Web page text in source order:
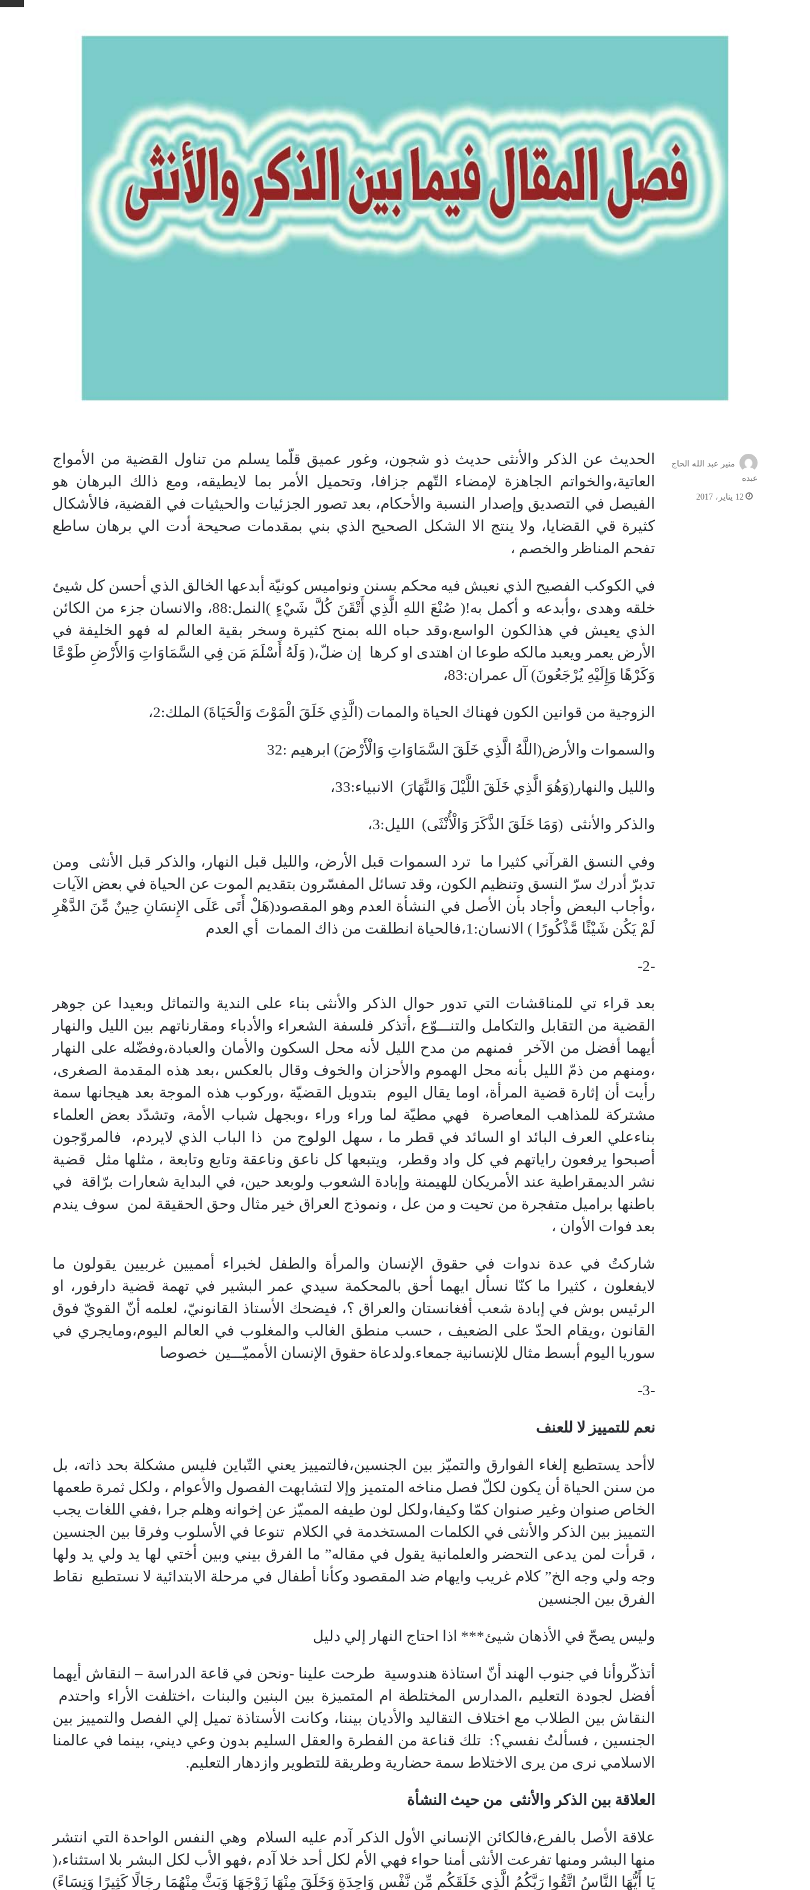
الحديث عن الذكر والأنثى حديث ذو شجون، وغور عميق قلّما يسلم من تناول القضية من الأمواج
العاتية،والخواتم الجاهزة لإمضاء التّهم جزافا، وتحميل الأمر بما لايطيقه، ومع ذالك البرهان هو
الفيصل في التصديق وإصدار النسبة والأحكام، بعد تصور الجزئيات والحيثيات في القضية، فالأشكال
كثيرة قي القضايا، ولا ينتج الا الشكل الصحيح الذي بني بمقدمات صحيحة أدت الي برهان ساطع
تفحم المناظر والخصم ،
في الكوكب الفصيح الذي نعيش فيه محكم بسنن ونواميس كونيّة أبدعها الخالق الذي أحسن كل شيئ
خلقه وهدى ،وأبدعه و أكمل به!( صُنْعَ اللهِ الَّذِي أَتْقَنَ كُلَّ شَيْءٍ )النمل:88، والانسان جزء من الكائن
الذي يعيش في هذالكون الواسع،وقد حباه الله بمنح كثيرة وسخر بقية العالم له فهو الخليفة في
الأرض يعمر ويعبد مالكه طوعا ان اهتدى او كرها
إن ضلّ،( وَلَهُ أَسْلَمَ مَن فِي السَّمَاوَاتِ وَالأَرْضِ طَوْعًا
وَكَرْهًا وَإِلَيْهِ يُرْجَعُونَ) آل عمران:83،
الزوجية من قوانين الكون فهناك الحياة والممات (الَّذِي خَلَقَ الْمَوْتَ وَالْحَيَاةَ) الملك:2،
والسموات والأرض(اللَّهُ الَّذِي خَلَقَ السَّمَاوَاتِ وَالْأَرْضَ) ابرهيم :32
والليل والنهار(وَهُوَ الَّذِي خَلَقَ اللَّيْلَ وَالنَّهَارَ) الانبياء:33،
والذكر والأنثى (وَمَا خَلَقَ الذَّكَرَ وَالْأُنْثَى) الليل:3،
وفي النسق القرآني كثيرا ما ترد السموات قبل الأرض، والليل قبل النهار، والذكر قبل الأنثى
ومن
تدبرّ أدرك سرّ النسق وتنظيم الكون، وقد تسائل المفسّرون بتقديم الموت عن الحياة في بعض الآيات
،وأجاب البعض وأجاد بأن الأصل في النشأة العدم وهو المقصود(هَلْ أَتَى عَلَى الإِنسَانِ حِينٌ مِّنَ الدَّهْرِ
لَمْ يَكُن شَيْئًا مَّذْكُورًا ) الانسان:1،فالحياة انطلقت من ذاك الممات
أي العدم
-2-
بعد قراء تي للمناقشات التي تدور حوال الذكر والأنثى بناء على الندية والتماثل وبعيدا عن جوهر
القضية من التقابل والتكامل والتنـــوّع ،أتذكر فلسفة الشعراء والأدباء ومقارناتهم بين الليل والنهار
أيهما أفضل من الآخر
فمنهم من مدح الليل لأنه محل السكون والأمان والعبادة،وفضّله على النهار
،ومنهم من ذمّ الليل بأنه محل الهموم والأحزان والخوف وقال بالعكس ،بعد هذه المقدمة الصغرى،
رأيت أن إثارة قضية المرأة، اوما يقال اليوم
بتدويل القضيّة ،وركوب هذه الموجة بعد هيجانها سمة
مشتركة للمذاهب المعاصرة
فهي مطيّة لما وراء وراء ،وبجهل شباب الأمة، وتشدّد بعض العلماء
بناءعلي العرف البائد او السائد في قطر ما ، سهل الولوج من
ذا الباب الذي لايردم،
فالمروّجون
أصبحوا يرفعون راياتهم في كل واد وقطر،
ويتبعها كل ناعق وناعقة وتابع وتابعة ، مثلها مثل
قضية
نشر الديمقراطية عند الأمريكان للهيمنة وإبادة الشعوب ولوبعد حين، في البداية شعارات برّاقة
في
باطنها براميل متفجرة من تحيت و من عل ، ونموذج العراق خير مثال وحق الحقيقة لمن
سوف يندم
بعد فوات الأوان ،
شاركتُ في عدة ندوات في حقوق الإنسان والمرأة والطفل لخبراء أمميين غربيين يقولون ما
لايفعلون ، كثيرا ما كنّا نسأل ايهما أحق بالمحكمة سيدي عمر البشير في تهمة قضية دارفور، او
الرئيس بوش في إبادة شعب أفغانستان والعراق ؟، فيضحك الأستاذ القانونيّ، لعلمه أنّ القويّ فوق
القانون ،ويقام الحدّ على الضعيف ، حسب منطق الغالب والمغلوب في العالم اليوم،ومايجري في
سوريا اليوم أبسط مثال للإنسانية جمعاء.ولدعاة حقوق الإنسان الأمميّـــين خصوصا
-3-
نعم للتمييز لا للعنف
لاأحد يستطيع إلغاء الفوارق والتميّز بين الجنسين،فالتمييز يعني التّباين فليس مشكلة بحد ذاته، بل
من سنن الحياة أن يكون لكلّ فصل مناخه المتميز وإلا لتشابهت الفصول والأعوام ، ولكل ثمرة طعمها
الخاص صنوان وغير صنوان كمّا وكيفا،ولكل لون طيفه المميّز عن إخوانه وهلم جرا ،ففي اللغات يجب
التمييز بين الذكر والأنثى في الكلمات المستخدمة في الكلام
تنوعا في الأسلوب وفرقا بين الجنسين
، قرأت لمن يدعى التحضر والعلمانية يقول في مقاله” ما الفرق بيني وبين أختي لها يد ولي يد ولها
وجه ولي وجه الخ” كلام غريب وايهام ضد المقصود وكأنا أطفال في مرحلة الابتدائية لا نستطيع
نقاط
الفرق بين الجنسين
وليس يصحّ في الأذهان شيئ*** اذا احتاج النهار إلي دليل
أتذكّروأنا في جنوب الهند أنّ استاذة هندوسية طرحت علينا -ونحن في قاعة الدراسة – النقاش أيهما
أفضل لجودة التعليم ،المدارس المختلطة ام المتميزة بين البنين والبنات ،اختلفت الأراء واحتدم
النقاش بين الطلاب مع اختلاف التقاليد والأديان بيننا، وكانت الأستاذة تميل إلي الفصل والتمييز بين
الجنسين ، فسألتُ نفسي؟:
تلك قناعة من الفطرة والعقل السليم بدون وعي ديني، بينما في عالمنا
الاسلامي نرى من يرى الاختلاط سمة حضارية وطريقة للتطوير وازدهار التعليم.
العلاقة بين الذكر والأنثى من حيث النشأة
علاقة الأصل بالفرع،فالكائن الإنساني الأول الذكر آدم عليه السلام
وهي النفس الواحدة التي انتشر
منها البشر ومنها تفرعت الأنثى أمنا حواء فهي الأم لكل أحد خلا آدم ،فهو الأب لكل البشر بلا استثناء،(
يَا أَيُّهَا النَّاسُ اتَّقُوا رَبَّكُمُ الَّذِي خَلَقَكُم مِّن نَّفْسٍ وَاحِدَةٍ وَخَلَقَ مِنْهَا زَوْجَهَا وَبَثَّ مِنْهُمَا رِجَالًا كَثِيرًا وَنِسَاءً)
منير عبد الله الحاج
عبده
12 يناير، 2017